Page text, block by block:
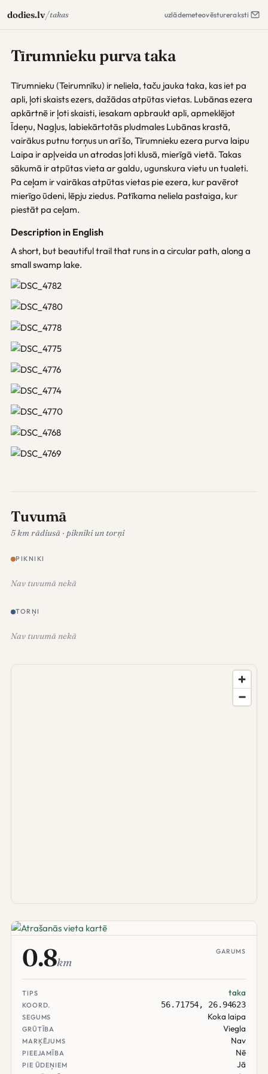
dodies.lv/takas uzlādemeteovēstureraksti
Tīrumnieku purva taka
Tīrumnieku (Teirumnīku) ir neliela, taču jauka taka, kas iet pa
apli, ļoti skaists ezers, dažādas atpūtas vietas. Lubānas ezera
apkārtnē ir ļoti skaisti, iesakam apbraukt apli, apmeklējot
Īdeņu, Nagļus, labiekārtotās pludmales Lubānas krastā,
vairākus putnu torņus un arī šo, Tīrumnieku ezera purva laipu
Laipa ir apļveida un atrodas ļoti klusā, mierīgā vietā. Takas
sākumā ir atpūtas vieta ar galdu, ugunskura vietu un tualeti.
Pa ceļam ir vairākas atpūtas vietas pie ezera, kur pavērot
mierīgo ūdeni, lēpju ziedus. Patīkama neliela pastaiga, kur
piestāt pa ceļam.
Description in English
A short, but beautiful trail that runs in a circular path, along a
small swamp lake.
Tuvumā
5 km rādiusā · pikniki un torņi
PIKNIKI
Nav tuvumā nekā
TORŅI
Nav tuvumā nekā
0.8km
GARUMS
TIPS taka
KOORD. 56.71754, 26.94623
SEGUMS Koka laipa
GRŪTĪBA Viegla
MARĶĒJUMS Nav
PIEEJAMĪBA Nē
PIE ŪDEŅIEM Jā